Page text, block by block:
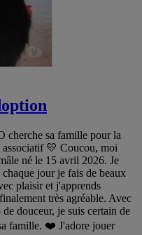
cherche sa famille pour la
💛 Coucou, moi
né le 15 avril 2026. Je
jour je fais de beaux
plaisir et j'apprends
très agréable. Avec
douceur, je suis certain de
famille. ❤️ J'adore jouer